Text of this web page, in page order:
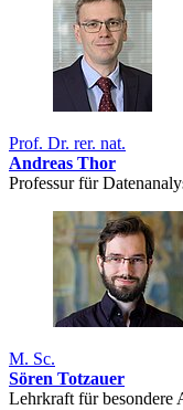
Prof. Dr. rer. nat.
Andreas Thor
Professur für
M. Sc.
Sören Totzauer
Lehrkraft für besondere